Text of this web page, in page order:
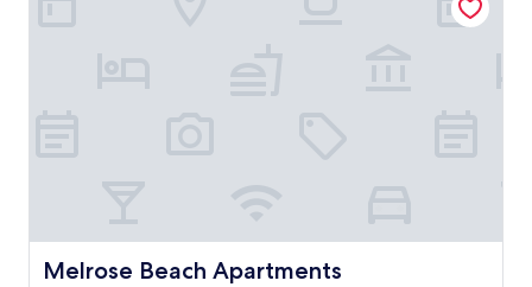
Melrose Beach Apartments
Melrose Beach Apartments